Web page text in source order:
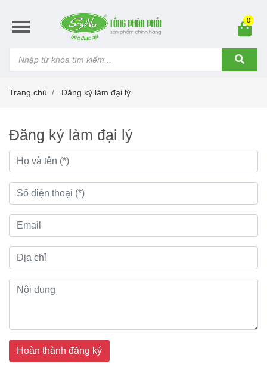
0
Trang chủ Đăng ký làm đại lý
Đăng ký làm đại lý
Hoàn thành đăng ký